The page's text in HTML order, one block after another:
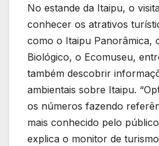
No estande da Itaipu, o
conhecer os atrativos
como o Itaipu Panorâmica,
Biológico, o Ecomuseu,
também descobrir
ambientais sobre Itaipu.
os números fazendo
mais conhecido pelo
explica o monitor de